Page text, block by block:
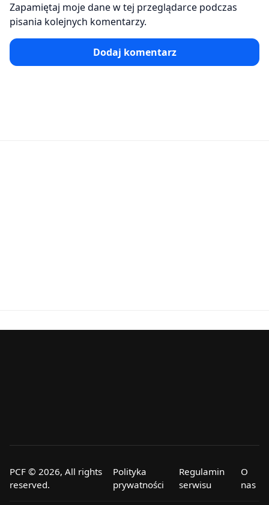
Zapamiętaj moje dane w tej przeglądarce podczas
pisania kolejnych komentarzy.
Dodaj komentarz
PCF © 2026, All rights
reserved.
Polityka
prywatności
Regulamin
serwisu
O
nas